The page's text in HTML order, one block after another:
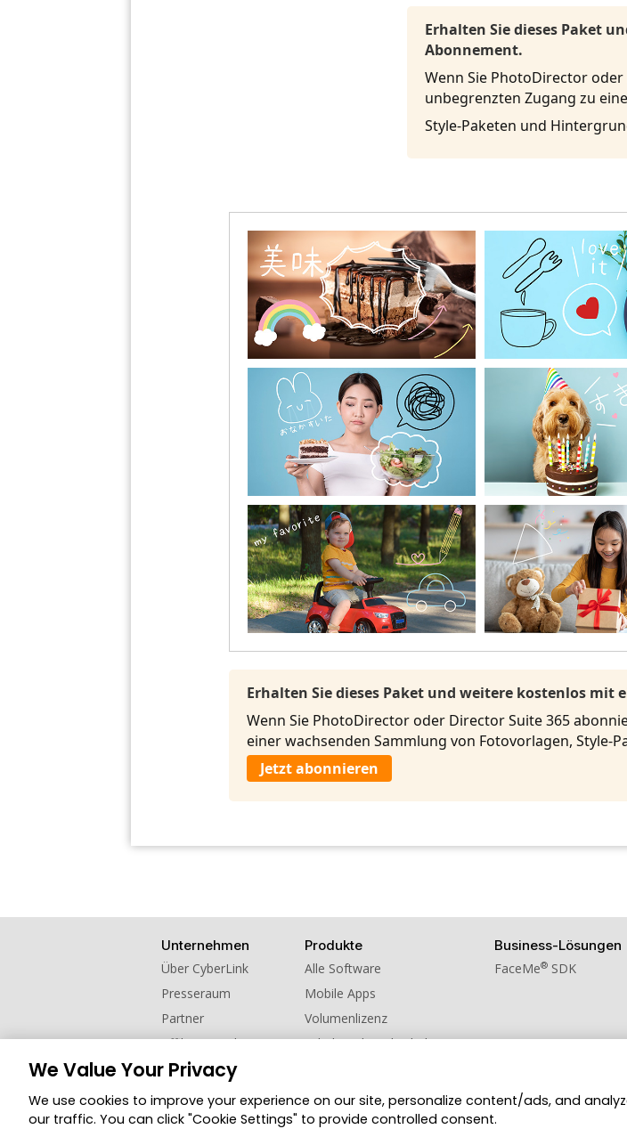
Erhalten Sie dieses Paket
Abonnement.
Wenn Sie PhotoDirector
unbegrenzten Zugang zu
Style-Paketen und
Erhalten Sie dieses Paket und weitere kostenlos mit
Wenn Sie PhotoDirector oder Director Suite 365
einer wachsenden Sammlung von Fotovorlagen, Style-
Jetzt abonnieren
Unternehmen
Über CyberLink
Presseraum
Partner
Affiliate werden
Kontaktieren Sie uns
Produkte
Alle Software
Mobile Apps
Volumenlizenz
Schul- und Hochschulversion
Business-Lösungen
FaceMe® SDK
© 2026 CyberLink Corp. Alle Rechte vorbehalten. Datenschutzerklärung
We Value Your Privacy
We use cookies to improve your experience on our site, personalize content/ads, and
our traffic. You can click "Cookie Settings" to provide controlled consent.